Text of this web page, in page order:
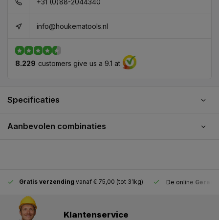
+31 (0)88-2044340
info@houkematools.nl
8.229 customers give us a 9.1 at
Specificaties
Aanbevolen combinaties
Gratis verzending vanaf € 75,00 (tot 31kg) De online
Klantenservice